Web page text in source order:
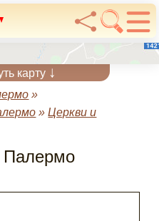
карту ↓
»
»Церкви и
Палермо